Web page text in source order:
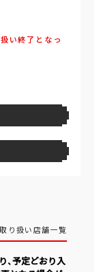
い終了となっ
取り扱い店舗一覧
、予定どおり入